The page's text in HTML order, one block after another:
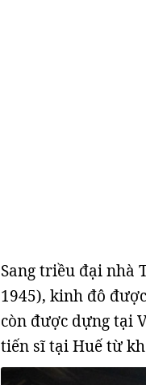
Sang triều đại nhà
1945), kinh đô
còn được dựng tại
tiến sĩ tại Huế từ